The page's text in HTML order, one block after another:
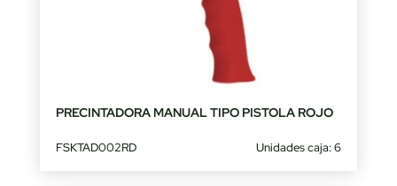
PRECINTADORA MANUAL TIPO PISTOLA ROJO
FSKTAD002RD Unidades caja: 6